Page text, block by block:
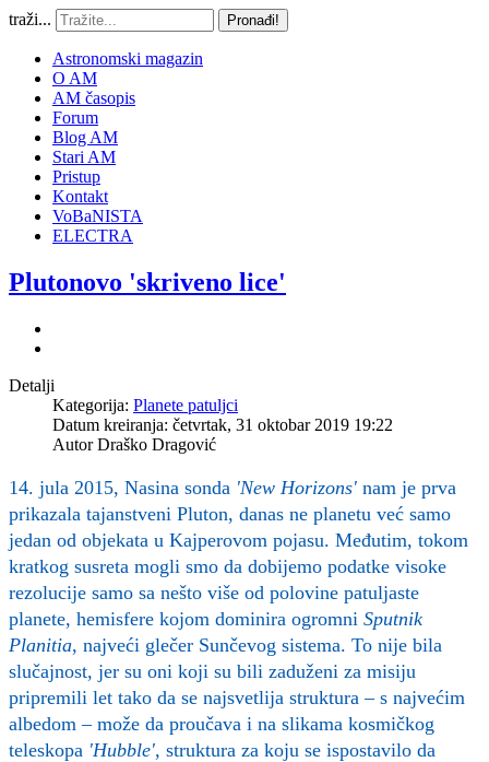
traži... Pronađi!
Astronomski magazin
O AM
AM časopis
Forum
Blog AM
Stari AM
Pristup
Kontakt
VoBaNISTA
ELECTRA
Plutonovo 'skriveno lice'
Detalji
Kategorija: Planete patuljci
Datum kreiranja: četvrtak, 31 oktobar 2019 19:22
AutorDraško Dragović
14. jula 2015, Nasina sonda 'New Horizons' nam je prva
prikazala tajanstveni Pluton, danas ne planetu već samo
jedan od objekata u Kajperovom pojasu. Međutim, tokom
kratkog susreta mogli smo da dobijemo podatke visoke
rezolucije samo sa nešto više od polovine patuljaste
planete, hemisfere kojom dominira ogromni Sputnik
Planitia, najveći glečer Sunčevog sistema. To nije bila
slučajnost, jer su oni koji su bili zaduženi za misiju
pripremili let tako da se najsvetlija struktura – s najvećim
albedom – može da proučava i na slikama kosmičkog
teleskopa 'Hubble', struktura za koju se ispostavilo da